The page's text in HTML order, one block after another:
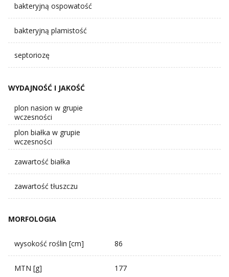
bakteryjną ospowatość
bakteryjną plamistość
septoriozę
WYDAJNOŚĆ I JAKOŚĆ
plon nasion w grupie
wczesności
plon białka w grupie
wczesności
zawartość białka
zawartość tłuszczu
MORFOLOGIA
wysokość roślin [cm] 86
MTN [g] 177